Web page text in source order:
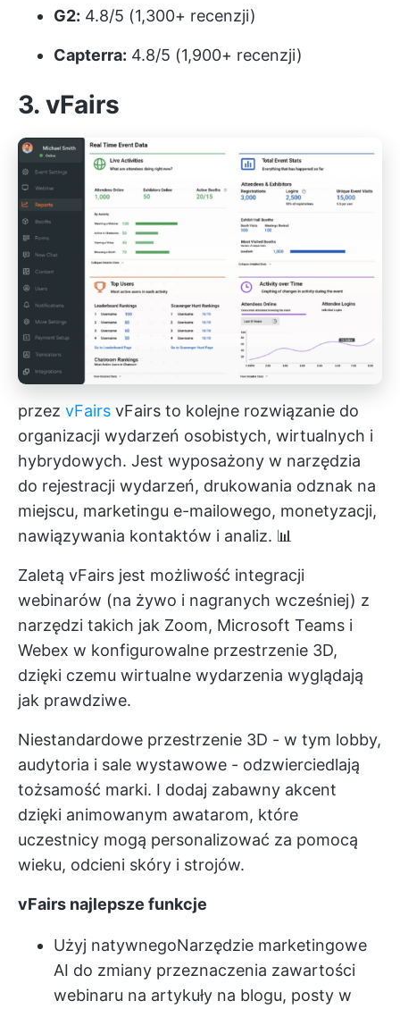
G2: 4.8/5 (1,300+ recenzji)
Capterra: 4.8/5 (1,900+ recenzji)
3. vFairs
przez vFairs vFairs to kolejne rozwiązanie do
organizacji wydarzeń osobistych, wirtualnych i
hybrydowych. Jest wyposażony w narzędzia
do rejestracji wydarzeń, drukowania odznak na
miejscu, marketingu e-mailowego, monetyzacji,
nawiązywania kontaktów i analiz. 📊
Zaletą vFairs jest możliwość integracji
webinarów (na żywo i nagranych wcześniej) z
narzędzi takich jak Zoom, Microsoft Teams i
Webex w konfigurowalne przestrzenie 3D,
dzięki czemu wirtualne wydarzenia wyglądają
jak prawdziwe.
Niestandardowe przestrzenie 3D - w tym lobby,
audytoria i sale wystawowe - odzwierciedlają
tożsamość marki. I dodaj zabawny akcent
dzięki animowanym awatarom, które
uczestnicy mogą personalizować za pomocą
wieku, odcieni skóry i strojów.
vFairs najlepsze funkcje
Użyj natywnegoNarzędzie marketingowe
AI do zmiany przeznaczenia zawartości
webinaru na artykuły na blogu, posty w